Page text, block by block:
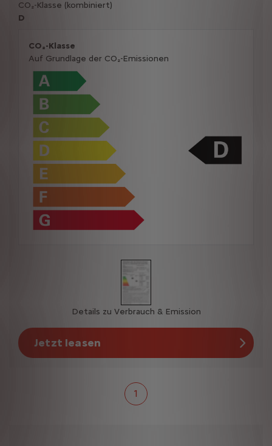
CO₂-Klasse (kombiniert)
D
CO₂-Klasse
Auf Grundlage der CO₂-Emissionen
Details zu Verbrauch & Emission
Jetzt leasen
1